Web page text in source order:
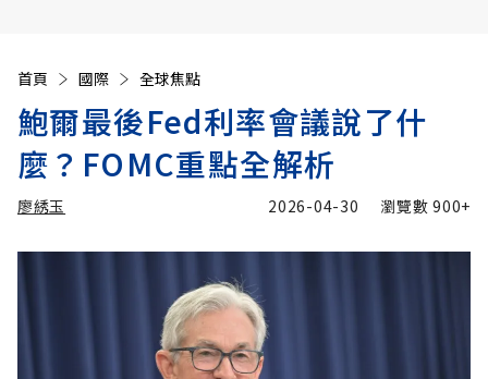
首頁 國際 全球焦點
鮑爾最後Fed利率會議說了什
麼？FOMC重點全解析
廖綉玉 2026-04-30 瀏覽數900+